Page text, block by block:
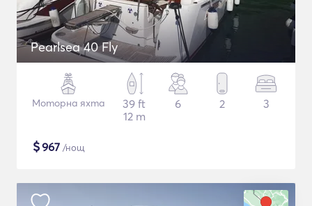
Pearlsea 40 Fly
Моторна яхта
39 ft
12 m
6 2 3
$967 /нощ